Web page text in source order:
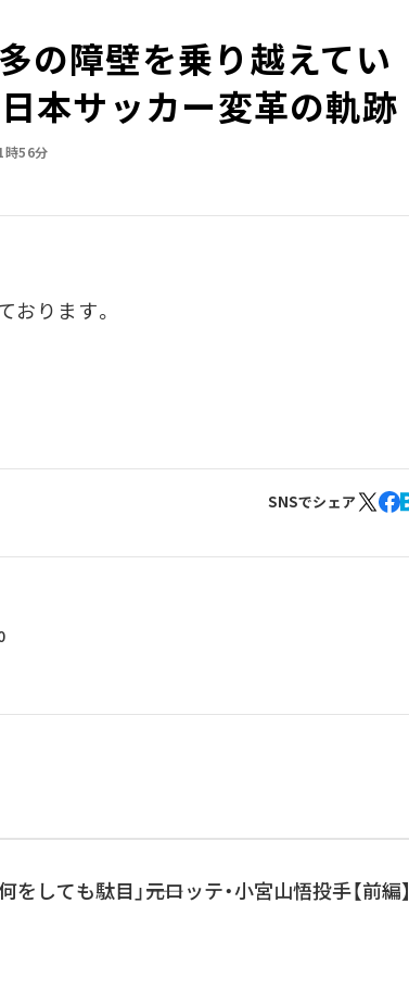
の障壁を乗り越えてい
日本サッカー変革の軌跡
時56分
ります。
SNSでシェア
しても駄目」――元ロッテ・小宮山悟投手【前編】